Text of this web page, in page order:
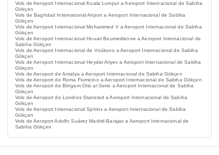
Vols de Aeroport Internacional Kuala Lumpur a Aeroport Internacional de Sabiha
Gökçen
Vols de Baghdad International Airport a Aeroport Internacional de Sabiha
Gökçen
Vols de Aeroport Internacional Mohammed V a Aeroport Internacional de Sabiha
Gökçen
Vols de Aeroport Internacional Houari Boumedienne a Aeroport Internacional de
Sabiha Gökçen
Vols de Aeroport Internacional de Vnúkovo a Aeroport Internacional de Sabiha
Gökçen
Vols de Aeroport Internacional Heydar Aliyev a Aeroport Internacional de Sabiha
Gökçen
Vols de Aeroport de Antalya a Aeroport Internacional de Sabiha Gökçen
Vols de Aeroport de Roma Fiumicino a Aeroport Internacional de Sabiha Gökçen
Vols de Aeroport de Bèrgam Orio al Serio a Aeroport Internacional de Sabiha
Gökçen
Vols de Aeroport de Londres Stansted a Aeroport Internacional de Sabiha
Gökçen
Vols de Aeroport Internacional Sphinx a Aeroport Internacional de Sabiha
Gökçen
Vols de Aeroport Adolfo Suárez Madrid-Barajas a Aeroport Internacional de
Sabiha Gökçen